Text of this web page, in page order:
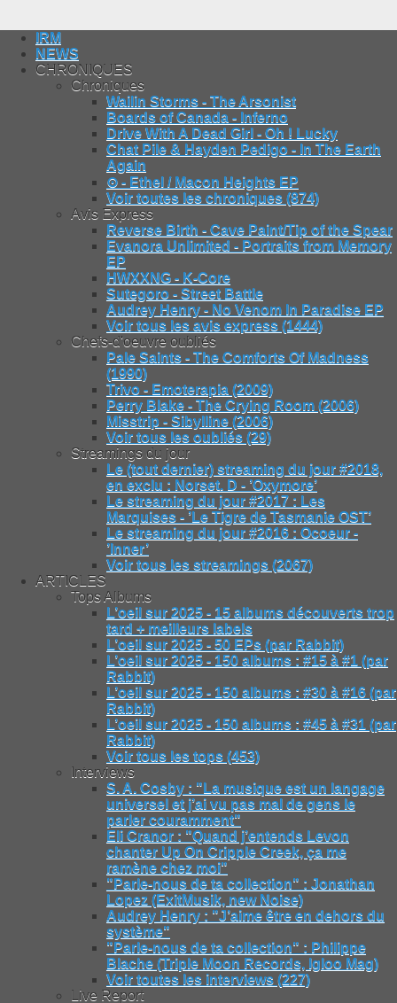
IRM
NEWS
CHRONIQUES
Chroniques
Wailin Storms - The Arsonist
Boards of Canada - Inferno
Drive With A Dead Girl - Oh ! Lucky
Chat Pile & Hayden Pedigo - In The Earth
Again
⊙ - Ethel / Macon Heights EP
Voir toutes les chroniques (874)
Avis Express
Reverse Birth - Cave Paint/Tip of the Spear
Evanora Unlimited - Portraits from Memory
EP
HWXXNG - K-Core
Sutegoro - Street Battle
Audrey Henry - No Venom In Paradise EP
Voir tous les avis express (1444)
Chefs-d'oeuvre oubliés
Pale Saints - The Comforts Of Madness
(1990)
Trivo - Emoterapia (2009)
Perry Blake - The Crying Room (2006)
Misstrip - Sibylline (2006)
Voir tous les oubliés (29)
Streamings du jour
Le (tout dernier) streaming du jour #2018,
en exclu : Norset. D - ’Oxymore’
Le streaming du jour #2017 : Les
Marquises - ’Le Tigre de Tasmanie OST’
Le streaming du jour #2016 : Ocoeur -
’Inner’
Voir tous les streamings (2067)
ARTICLES
Tops Albums
L’oeil sur 2025 - 15 albums découverts trop
tard + meilleurs labels
L’oeil sur 2025 - 50 EPs (par Rabbit)
L’oeil sur 2025 - 150 albums : #15 à #1 (par
Rabbit)
L’oeil sur 2025 - 150 albums : #30 à #16 (par
Rabbit)
L’oeil sur 2025 - 150 albums : #45 à #31 (par
Rabbit)
Voir tous les tops (453)
Interviews
S. A. Cosby : "La musique est un langage
universel et j’ai vu pas mal de gens le
parler couramment"
Eli Cranor : "Quand j’entends Levon
chanter Up On Cripple Creek, ça me
ramène chez moi"
"Parle-nous de ta collection" : Jonathan
Lopez (ExitMusik, new Noise)
Audrey Henry : "J’aime être en dehors du
système"
"Parle-nous de ta collection" : Philippe
Blache (Triple Moon Records, Igloo Mag)
Voir toutes les interviews (227)
Live Report